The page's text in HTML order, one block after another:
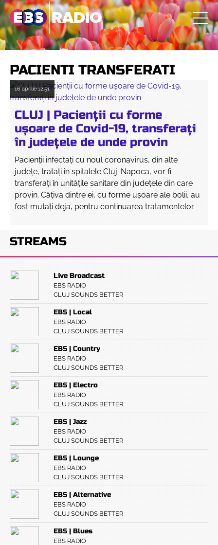
PACIENTI TRANSFERATI
16 aprilie 12:51
CLUJ | Pacienții cu forme
ușoare de Covid-19, transferați
în județele de unde provin
Pacienții infectați cu noul coronavirus, din alte
județe, tratați în spitalele Cluj-Napoca, vor fi
transferați în unitățile sanitare din județele din care
provin. Câțiva dintre ei, cu forme ușoare ale bolii, au
fost mutați deja, pentru continuarea tratamentelor.
STREAMS
Live Broadcast
EBS RADIO
CLUJ SOUNDS BETTER
EBS | Local
EBS RADIO
CLUJ SOUNDS BETTER
EBS | Country
EBS RADIO
CLUJ SOUNDS BETTER
EBS | Electro
EBS RADIO
CLUJ SOUNDS BETTER
EBS | Jazz
EBS RADIO
CLUJ SOUNDS BETTER
EBS | Lounge
EBS RADIO
CLUJ SOUNDS BETTER
EBS | Alternative
EBS RADIO
CLUJ SOUNDS BETTER
EBS | Blues
EBS RADIO